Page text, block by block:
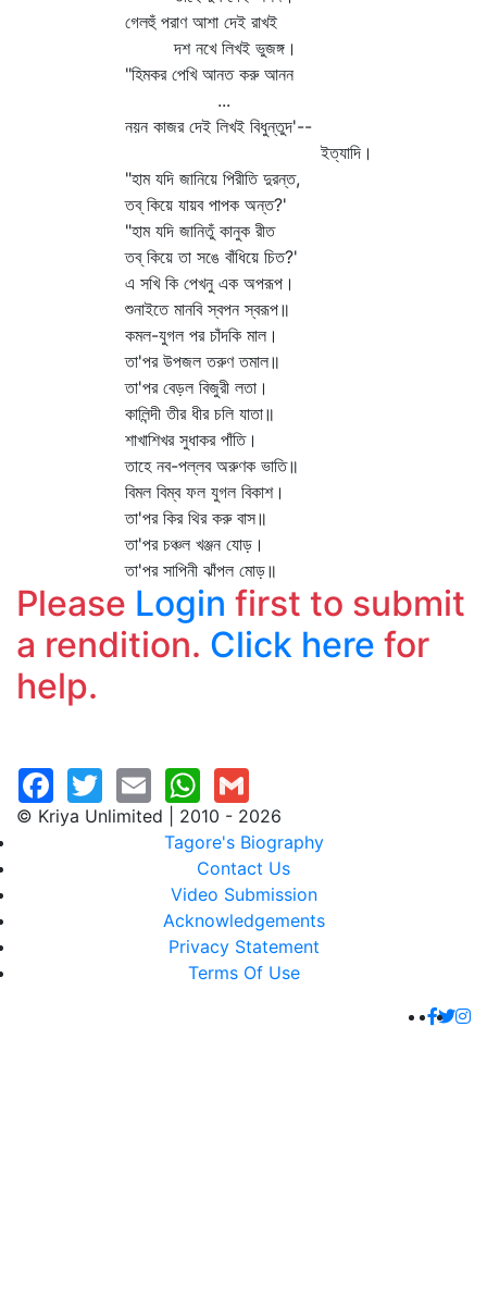
গেলহুঁ পরাণ আশা দেই রাখই
দশ নখে লিখই ভুজঙ্গ।
"হিমকর পেখি আনত করু আনন
...
নয়ন কাজর দেই লিখই বিধুন্তুদ'--
ইত্যাদি।
"হাম যদি জানিয়ে পিরীতি দুরন্ত,
তব্‌ কিয়ে যায়ব পাপক অন্ত?'
"হাম যদি জানিতুঁ কানুক রীত
তব্‌ কিয়ে তা সঙে বাঁধিয়ে চিত?'
এ সখি কি পেখনু এক অপরূপ।
শুনাইতে মানবি স্বপন স্বরূপ॥
কমল-যুগল পর চাঁদকি মাল।
তা'পর উপজল তরুণ তমাল॥
তা'পর বেড়ল বিজুরী লতা।
কালিন্দী তীর ধীর চলি যাতা॥
শাখাশিখর সুধাকর পাঁতি।
তাহে নব-পল্লব অরুণক ভাতি॥
বিমল বিম্ব ফল যুগল বিকাশ।
তা'পর কির থির করু বাস॥
তা'পর চঞ্চল খঞ্জন যোড়।
তা'পর সাপিনী ঝাঁপল মোড়॥
Please Login first to submit
a rendition. Click here for
help.
© Kriya Unlimited | 2010 - 2026
Tagore's Biography
Contact Us
Video Submission
Acknowledgements
Privacy Statement
Terms Of Use